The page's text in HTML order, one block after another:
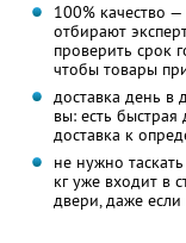
100% качество
отбирают
проверить срок
чтобы товары
доставка день в
вы: есть
доставка к
не нужно
кг уже входит в
двери, даже